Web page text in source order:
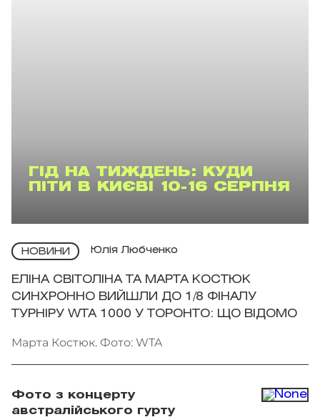
ГІД НА ТИЖДЕНЬ: КУДИ
ПІТИ В КИЄВІ 10-16 СЕРПНЯ
НОВИНИ Юлія Любченко
ЕЛІНА СВІТОЛІНА ТА МАРТА КОСТЮК
СИНХРОННО ВИЙШЛИ ДО 1/8 ФІНАЛУ
ТУРНІРУ WTA 1000 У ТОРОНТО: ЩО ВІДОМО
Марта Костюк. Фото: WTA
Фото з концерту
австралійського гурту